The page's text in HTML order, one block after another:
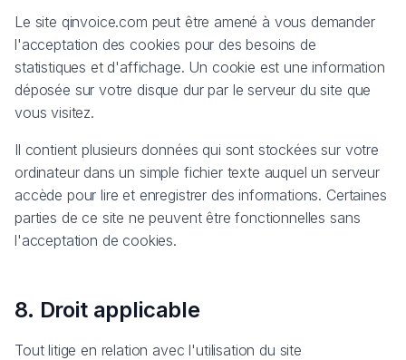
Le site qinvoice.com peut être amené à vous demander
l'acceptation des cookies pour des besoins de
statistiques et d'affichage. Un cookie est une information
déposée sur votre disque dur par le serveur du site que
vous visitez.
Il contient plusieurs données qui sont stockées sur votre
ordinateur dans un simple fichier texte auquel un serveur
accède pour lire et enregistrer des informations. Certaines
parties de ce site ne peuvent être fonctionnelles sans
l'acceptation de cookies.
8. Droit applicable
Tout litige en relation avec l'utilisation du site